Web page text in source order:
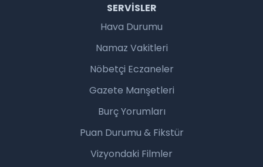
SERVISLER
Hava Durumu
Namaz Vakitleri
Nöbetçi Eczaneler
Gazete Manşetleri
Burç Yorumları
Puan Durumu & Fikstür
Vizyondaki Filmler